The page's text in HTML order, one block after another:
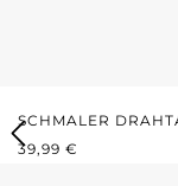
SCHMALER
REGULÄRER
39,99 €